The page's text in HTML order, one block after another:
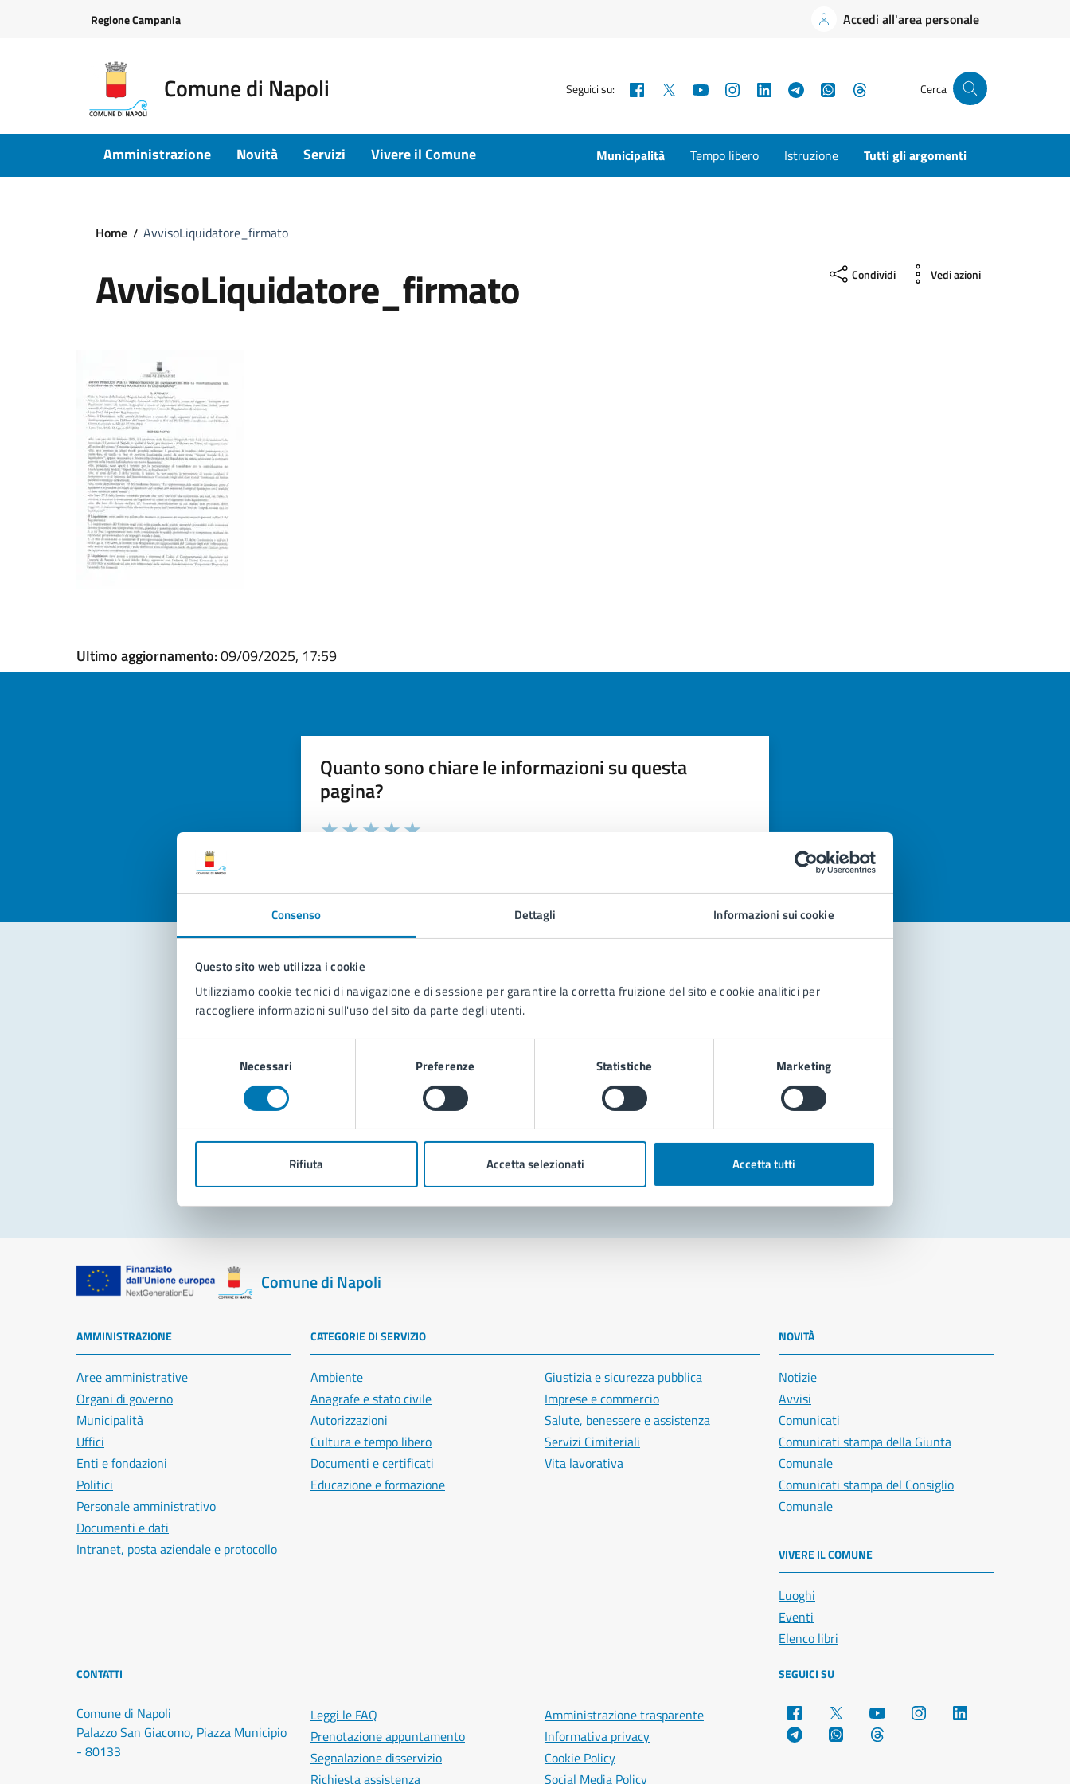
Consenso Dettagli Informazioni sui cookie
Questo sito web utilizza i cookie
Utilizziamo cookie tecnici di navigazione e di sessione per garantire la corretta fruizione del sito e cookie analitici per
raccogliere informazioni sull'uso del sito da parte degli utenti.
Necessari Preferenze Statistiche Marketing
Rifiuta Accetta selezionati Accetta tutti
Regione Campania Accedi all'area personale
Comune di Napoli Seguici su: Facebook YouTubeInstagramLinkedInTelegramWhatsApp Cerca
Amministrazione Novità Servizi Vivere il Comune Municipalità Tempo libero Istruzione Tutti gli argomenti
Home AvvisoLiquidatore_firmato
AvvisoLiquidatore_firmato Condividi Vedi azioni
Ultimo aggiornamento:09/09/2025, 17:59
Quanto sono chiare le informazioni su questa
pagina?
Valuta la chiarezza delle informazioni (da 1 a 5 stelle)
Seleziona il numero di stelle per valutare la chiarezza delle informazioni
Contatta il comune
Richiedi assistenza
Prenota appuntamento
Problemi in città
Comune di Napoli
AMMINISTRAZIONE
Aree amministrative
Organi di governo
Municipalità
Uffici
Enti e fondazioni
Politici
Personale amministrativo
Documenti e dati
Intranet, posta aziendale e protocollo
CATEGORIE DI SERVIZIO
Ambiente
Anagrafe e stato civile
Autorizzazioni
Cultura e tempo libero
Documenti e certificati
Educazione e formazione
Giustizia e sicurezza pubblica
Imprese e commercio
Salute, benessere e assistenza
Servizi Cimiteriali
Vita lavorativa
NOVITÀ
Notizie
Avvisi
Comunicati
Comunicati stampa della Giunta
Comunale
Comunicati stampa del Consiglio
Comunale
VIVERE IL COMUNE
Luoghi
Eventi
Elenco libri
CONTATTI
Comune di Napoli
Palazzo San Giacomo, Piazza Municipio
- 80133
Leggi le FAQ
Prenotazione appuntamento
Segnalazione disservizio
Richiesta assistenza
Amministrazione trasparente
Informativa privacy
Cookie Policy
Social Media Policy
SEGUICI SU
Facebook YouTube Instagram
Telegram WhatsApp